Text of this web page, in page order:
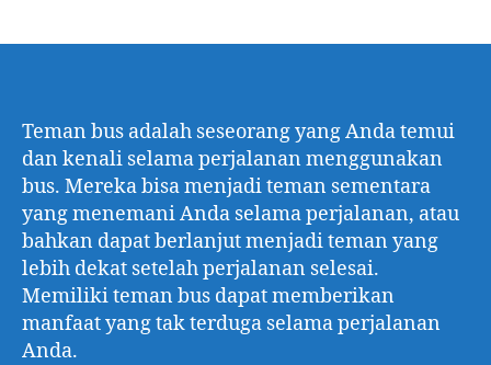
Teman bus adalah seseorang yang Anda temui
dan kenali selama perjalanan menggunakan
bus. Mereka bisa menjadi teman sementara
yang menemani Anda selama perjalanan, atau
bahkan dapat berlanjut menjadi teman yang
lebih dekat setelah perjalanan selesai.
Memiliki teman bus dapat memberikan
manfaat yang tak terduga selama perjalanan
Anda.